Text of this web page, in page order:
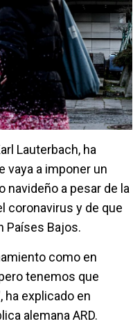
Lauterbach, ha
vaya a imponer un
navideño a pesar de la
coronavirus y de que
Países Bajos.
como en
tenemos que
ha explicado en
alemana ARD.